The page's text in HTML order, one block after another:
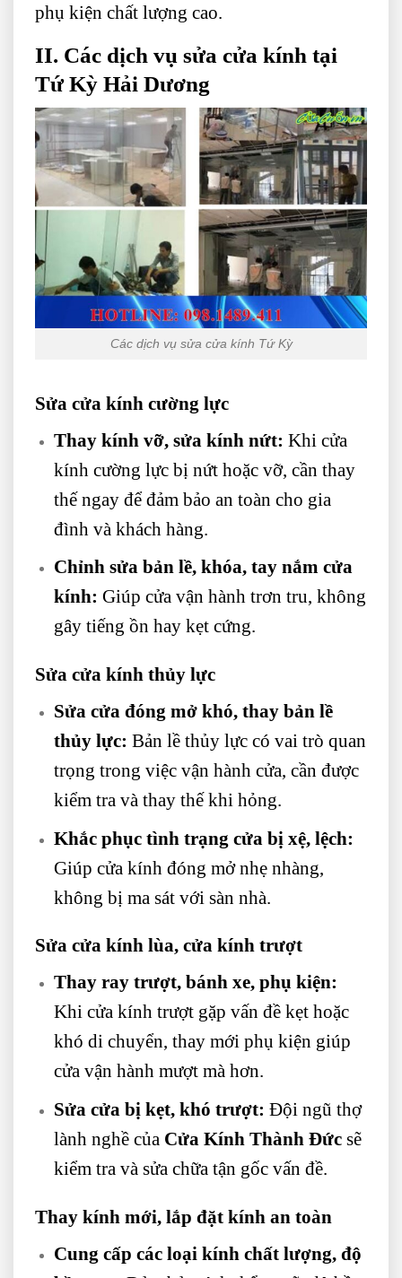
phụ kiện chất lượng cao.
II. Các dịch vụ sửa cửa kính tại
Tứ Kỳ Hải Dương
Các dịch vụ sửa cửa kính Tứ Kỳ
Sửa cửa kính cường lực
Thay kính vỡ, sửa kính nứt: Khi cửa
kính cường lực bị nứt hoặc vỡ, cần thay
thế ngay để đảm bảo an toàn cho gia
đình và khách hàng.
Chỉnh sửa bản lề, khóa, tay nắm cửa
kính: Giúp cửa vận hành trơn tru, không
gây tiếng ồn hay kẹt cứng.
Sửa cửa kính thủy lực
Sửa cửa đóng mở khó, thay bản lề
thủy lực: Bản lề thủy lực có vai trò quan
trọng trong việc vận hành cửa, cần được
kiểm tra và thay thế khi hỏng.
Khắc phục tình trạng cửa bị xệ, lệch:
Giúp cửa kính đóng mở nhẹ nhàng,
không bị ma sát với sàn nhà.
Sửa cửa kính lùa, cửa kính trượt
Thay ray trượt, bánh xe, phụ kiện:
Khi cửa kính trượt gặp vấn đề kẹt hoặc
khó di chuyển, thay mới phụ kiện giúp
cửa vận hành mượt mà hơn.
Sửa cửa bị kẹt, khó trượt: Đội ngũ thợ
lành nghề của Cửa Kính Thành Đứcsẽ
kiểm tra và sửa chữa tận gốc vấn đề.
Thay kính mới, lắp đặt kính an toàn
Cung cấp các loại kính chất lượng, độ